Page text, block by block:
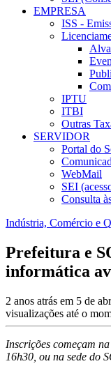
EMPRESA
ISS -
IPTU
ITBI
Outras
SERVIDOR
Portal do
WebMail
SEI
Consulta
Indústria, Comércio e
Prefeitura e
informática
2 anos atrás em 5 de
visualizações até o
Inscrições começam
16h30, ou na sede do